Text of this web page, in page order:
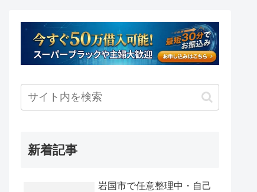
新着記事
岩国市で任意整理中・自己